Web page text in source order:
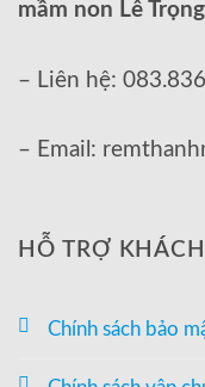
mầm non Lê
– Liên hệ:
– Email:
HỖ TRỢ
Chính sách bảo